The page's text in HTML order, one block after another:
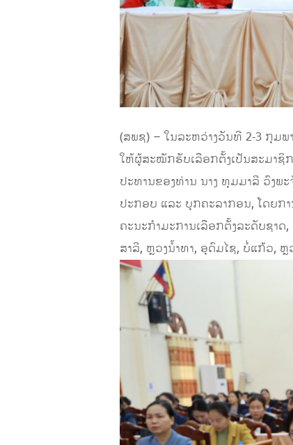
(ສພຊ) – ໃນລະຫວ່າງວັນທີ 2-3 ກຸມພ
ໃຫ້ຜູ້ສະໝັກຮັບເລືອກຕັ້ງເປັນສະມາຊິ
ປະທານຂອງທ່ານ ນາງ ທຸມມາລີ ວົງພ
ປະກອບ ແລະ ບຸກຄະລາກອນ, ໂດຍກ
ຄະນະກຳມະການເລືອກຕັ້ງລະດັບຊາ
ສາລີ, ຫຼວງນ້ຳທາ, ອຸດົມໄຊ, ບໍ່ແກ້ວ,